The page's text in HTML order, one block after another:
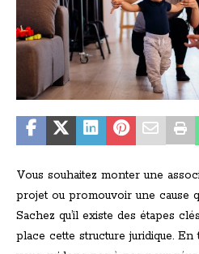
Vous souhaitez monter une
projet ou promouvoir une cause
Sachez qu’il existe des étapes
place cette structure juridique. En